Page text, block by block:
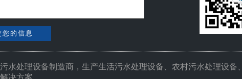
您的信息
水处理设备制造商，生产生活污水处理设备、农村污水处理设备
决方案。